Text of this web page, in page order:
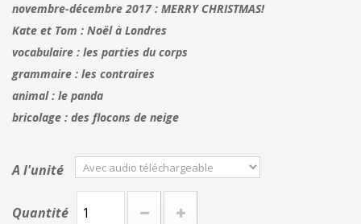
novembre-décembre 2017 : MERRY CHRISTMAS!
Kate et Tom : Noël à Londres
vocabulaire : les parties du corps
grammaire : les contraires
animal : le panda
bricolage : des flocons de neige
A l'unité
Quantité